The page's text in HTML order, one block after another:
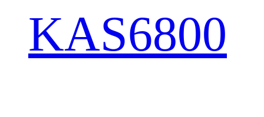
KAS6800